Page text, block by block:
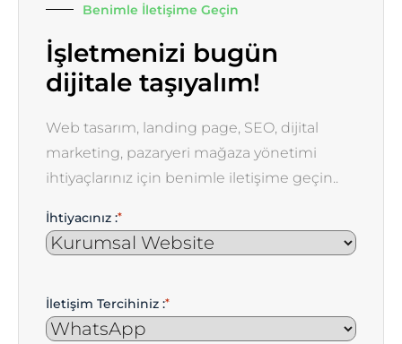
Benimle İletişime Geçin
İşletmenizi bugün
dijitale taşıyalım!
Web tasarım, landing page, SEO, dijital
marketing, pazaryeri mağaza yönetimi
ihtiyaçlarınız için benimle iletişime geçin..
İhtiyacınız :*
İletişim Tercihiniz :*